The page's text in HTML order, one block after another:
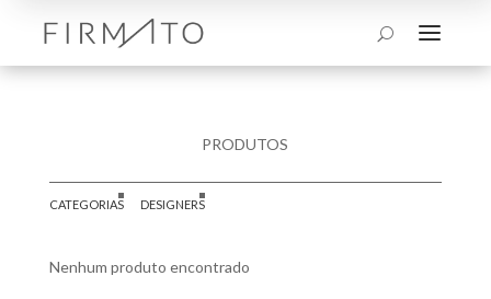
U a
PRODUTOS
CATEGORIAS DESIGNERS
Nenhum produto encontrado